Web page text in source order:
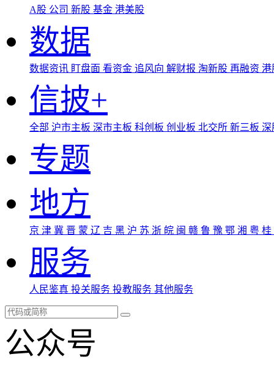
A股 公司 新股 基金 港美股
数据
数据资讯 盯盘面 看资金 追风向 解财报 淘新股 再融资
信披+
全部 沪市主板 深市主板 科创板 创业板 北交所 新三板
专题
地方
京 津 冀 晋 蒙 辽 吉 黑 沪 苏 浙 皖 闽 赣 鲁 豫 鄂 湘 粤 桂
服务
人民鉴真 投关服务 投教服务 其他服务
公众号